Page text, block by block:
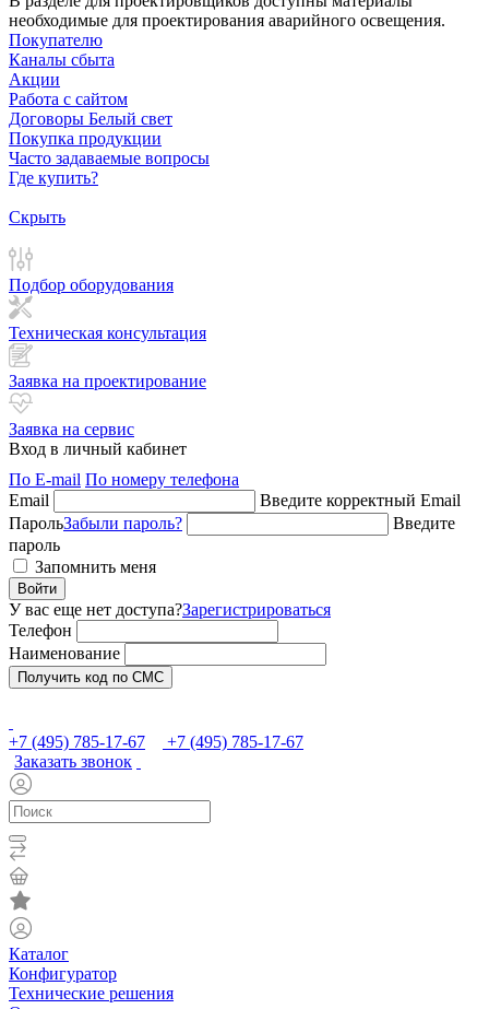
необходимые для проектирования аварийного освещения.
Покупателю
Каналы сбыта
Акции
Работа с сайтом
Договоры Белый свет
Покупка продукции
Часто задаваемые вопросы
Где купить?
Скрыть
Подбор оборудования
Техническая консультация
Заявка на проектирование
Заявка на сервис
Вход в личный кабинет
По E-mail По номеру телефона
Email
Введите корректный Email
ПарольЗабыли пароль?
Введите
пароль
Запомнить меня
Войти
У вас еще нет доступа?Зарегистрироваться
Телефон
Наименование
Получить код по СМС
+7 (495) 785-17-67
+7 (495) 785-17-67
Заказать звонок
Каталог
Конфигуратор
Технические решения